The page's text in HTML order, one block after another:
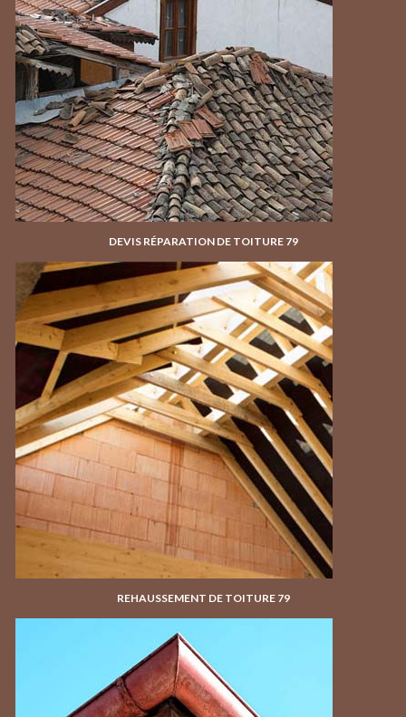
DEVIS RÉPARATION DE TOITURE 79
REHAUSSEMENT DE TOITURE 79